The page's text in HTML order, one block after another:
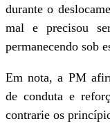
durante o
mal e precisou
permanecendo sob
Em nota, a PM
de conduta e
contrarie os